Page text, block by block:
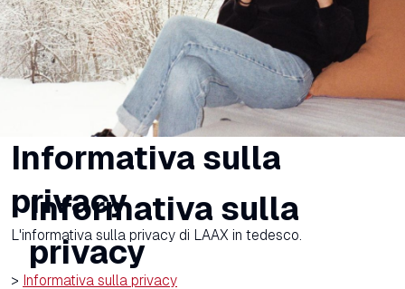
Informativa sulla
privacy
Informativa sulla
privacy
L'informativa sulla privacy di LAAX in tedesco.
> Informativa sulla privacy